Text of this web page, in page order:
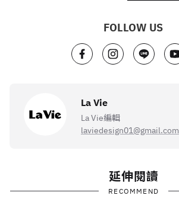
FOLLOW US
La Vie
La Vie編輯
laviedesign01@gmail.com
延伸閱讀
RECOMMEND